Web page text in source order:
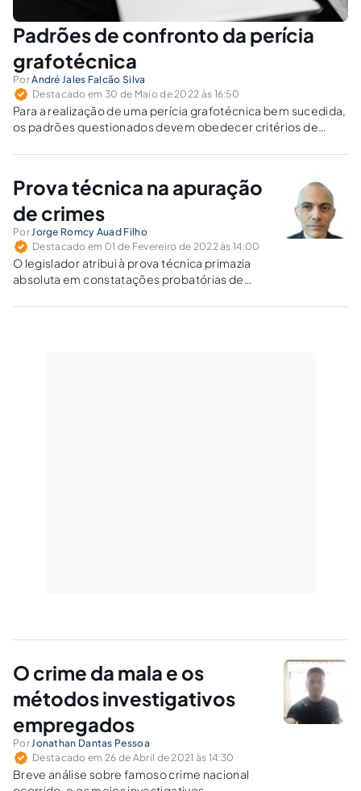
Padrões de confronto da perícia
grafotécnica
PorAndré Jales Falcão Silva
Destacado em 30 de Maio de 2022 às 16:50
Para a realização de uma perícia grafotécnica bem sucedida,
os padrões questionados devem obedecer critérios de
quantidade.
Prova técnica na apuração
de crimes
PorJorge Romcy Auad Filho
Destacado em 01 de Fevereiro de 2022 às 14:00
O legislador atribui à prova técnica primazia
absoluta em constatações probatórias de
materiais, não podendo supri-la nem mesmo a
O crime da mala e os
métodos investigativos
empregados
PorJonathan Dantas Pessoa
Destacado em 26 de Abril de 2021 às 14:30
Breve análise sobre famoso crime nacional